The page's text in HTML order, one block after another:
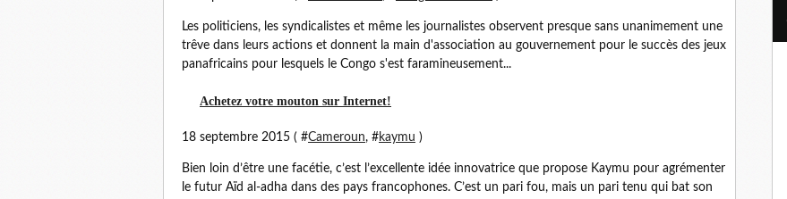
Les politiciens, les syndicalistes et même les journalistes observent presque sans unanimement une
trêve dans leurs actions et donnent la main d'association au gouvernement pour le succès des jeux
panafricains pour lesquels le Congo s'est faramineusement...
Achetez votre mouton sur Internet!
18 septembre 2015 ( #Cameroun, #kaymu )
Bien loin d’être une facétie, c’est l’excellente idée innovatrice que propose Kaymu pour agrémenter
le futur Aïd al-adha dans des pays francophones. C’est un pari fou, mais un pari tenu qui bat son